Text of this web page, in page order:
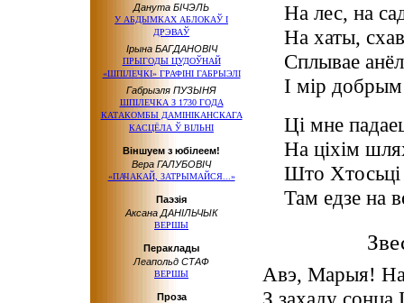
Данута БІЧЭЛЬ
У АБДЫМКАХ АБЛОКАЎ І
ДРЭВАЎ
Ірына БАГДАНОВІЧ
ПРЫГОДЫ ЦУДОЎНАЙ
«ШПІЛЕЧКІ» ГРАФІНІ ГАБРЫЭЛІ
Габрыэля ПУЗЫНЯ
ШПІЛЕЧКА З 1730 ГОДА
КАТАКОМБЫ ДАМІНІКАНСКАГА
КАСЦЁЛА Ў ВІЛЬНІ
Віншуем з юбілеем!
Вера ГАЛУБОВІЧ
«ПАЧАКАЙ, ЗАТРЫМАЙСЯ...»
Паэзія
Аксана ДАНІЛЬЧЫК
ВЕРШЫ
Пераклады
Леапольд СТАФ
ВЕРШЫ
Проза
На лес, на
На хаты,
Сплывае
І мір
Ці мне
На ціхім
Што Хтосьці
Там едзе на
Авэ, Марыя!